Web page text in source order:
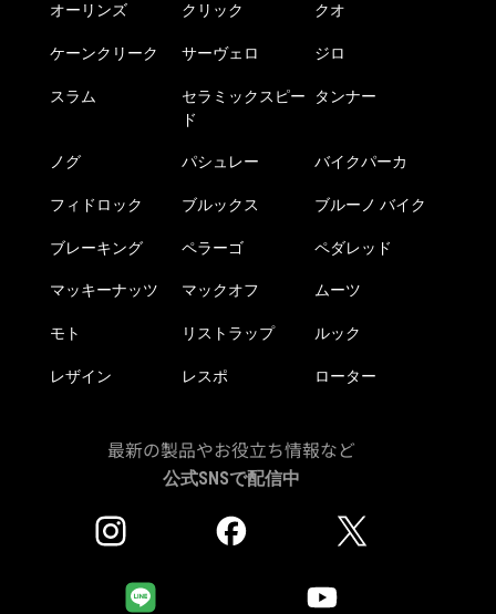
オーリンズ クリック クオ
ケーンクリーク サーヴェロ ジロ
スラム
セラミックスピー
ド
タンナー
ノグ パシュレー バイクパーカ
フィドロック ブルックス ブルーノ バイク
ブレーキング ペラーゴ ペダレッド
マッキーナッツ マックオフ ムーツ
モト リストラップ ルック
レザイン レスポ ローター
最新の製品やお役立ち情報など
公式SNSで配信中